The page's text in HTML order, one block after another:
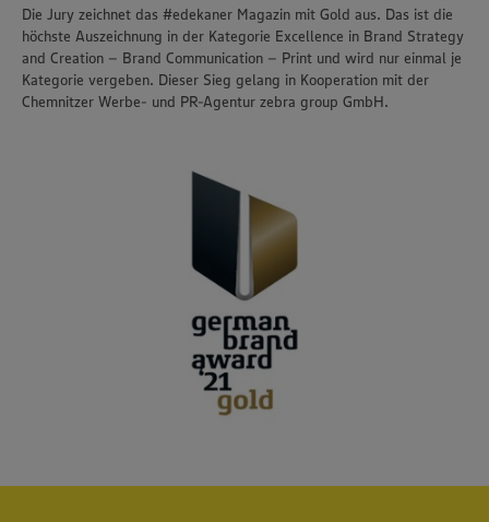
Die Jury zeichnet das #edekaner Magazin mit Gold aus. Das ist die
höchste Auszeichnung in der Kategorie Excellence in Brand Strategy
and Creation – Brand Communication – Print und wird nur einmal je
Kategorie vergeben. Dieser Sieg gelang in Kooperation mit der
Chemnitzer Werbe- und PR-Agentur zebra group GmbH.